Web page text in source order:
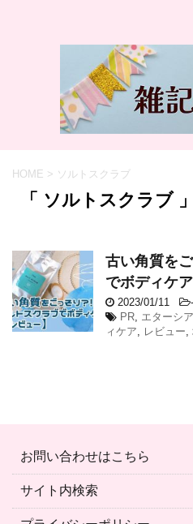
HOME > ソルトスクラブ
「 ソルトスクラブ
古い角質を
でボディケ
2023/01/11 -
PR, エターシア
ィケア, レビュー,
お問い合わせはこちら
サイト内検索